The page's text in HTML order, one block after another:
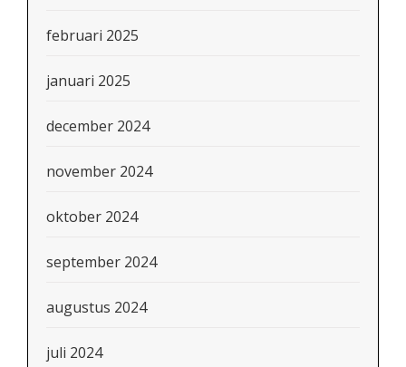
februari 2025
januari 2025
december 2024
november 2024
oktober 2024
september 2024
augustus 2024
juli 2024